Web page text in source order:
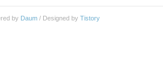
by Daum/ Designed by Tistory